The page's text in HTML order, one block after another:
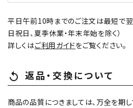
アルコール度数
精米歩合
価格から探す
円 ～
平日午前10時までのご注文は最短で翌
日祝日、夏季休業・年末年始を除く）
詳しくはご利用ガイドをご覧ください。
replay 返品・交換について
商品の品質につきましては、万全を期